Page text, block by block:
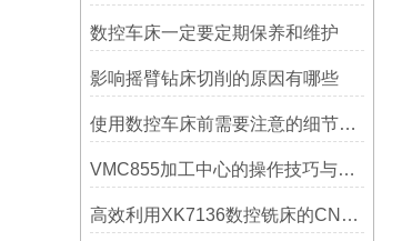
数控车床一定要定期保养和维护
影响摇臂钻床切削的原因有哪些
使用数控车床前需要注意的细节有哪些呢？
VMC855加工中心的操作技巧与维护指南
高效利用XK7136数控铣床的CNC系统？